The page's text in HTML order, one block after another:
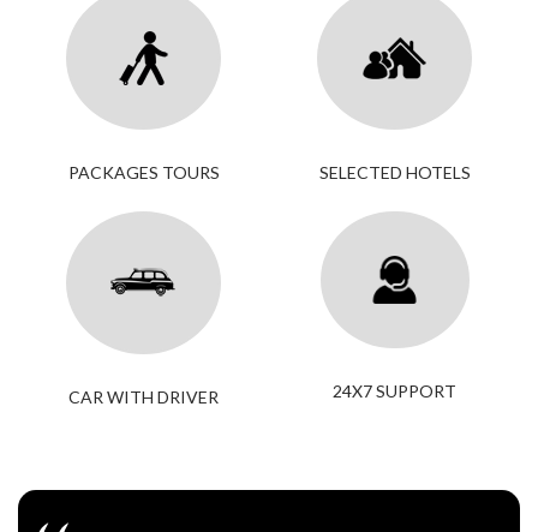
PACKAGES TOURS SELECTED HOTELS
CAR WITH DRIVER 24X7 SUPPORT